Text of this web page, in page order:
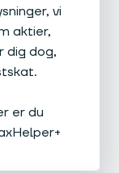
vi
aktier,
dig dog,
er du